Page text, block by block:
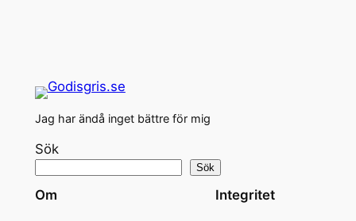
Jag har ändå inget bättre för mig
Sök
Sök
Om Integritet